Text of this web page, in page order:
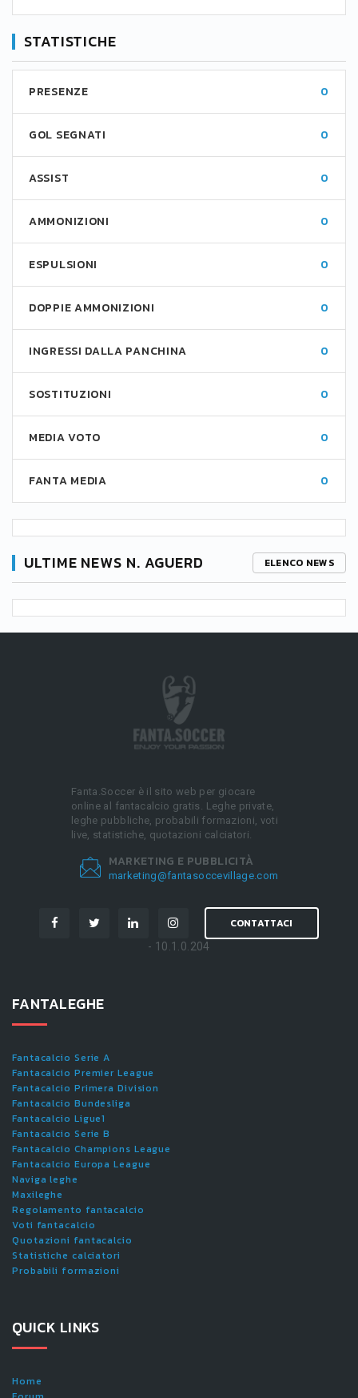
STATISTICHE
PRESENZE 0
GOL SEGNATI 0
ASSIST 0
AMMONIZIONI 0
ESPULSIONI 0
DOPPIE AMMONIZIONI 0
INGRESSI DALLA PANCHINA 0
SOSTITUZIONI 0
MEDIA VOTO 0
FANTA MEDIA 0
ULTIME NEWS N. AGUERD ELENCO NEWS
Fanta.Soccer è il sito web per giocare
online al fantacalcio gratis. Leghe private,
leghe pubbliche, probabili formazioni, voti
live, statistiche, quotazioni calciatori.
MARKETING E PUBBLICITÀ
marketing@fantasoccevillage.com
CONTATTACI
- 10.1.0.204
FANTALEGHE
Fantacalcio Serie A
Fantacalcio Premier League
Fantacalcio Primera Division
Fantacalcio Bundesliga
Fantacalcio Ligue1
Fantacalcio Serie B
Fantacalcio Champions League
Fantacalcio Europa League
Naviga leghe
Maxileghe
Regolamento fantacalcio
Voti fantacalcio
Quotazioni fantacalcio
Statistiche calciatori
Probabili formazioni
QUICK LINKS
Home